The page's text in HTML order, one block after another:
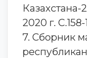
Казахстана-
2020 г. С.158-
7. Сборник